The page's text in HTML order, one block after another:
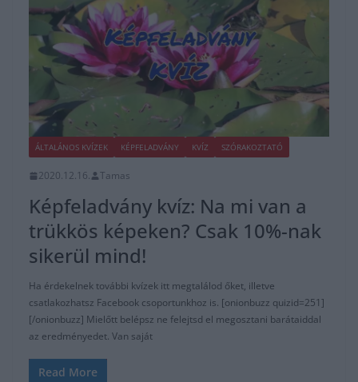
ÁLTALÁNOS KVÍZEK KÉPFELADVÁNY KVÍZ SZÓRAKOZTATÓ
2020.12.16. Tamas
Képfeladvány kvíz: Na mi van a
trükkös képeken? Csak 10%-nak
sikerül mind!
Ha érdekelnek további kvízek itt megtalálod őket, illetve
csatlakozhatsz Facebook csoportunkhoz is. [onionbuzz quizid=251]
[/onionbuzz] Mielőtt belépsz ne felejtsd el megosztani barátaiddal
az eredményedet. Van saját
Read More